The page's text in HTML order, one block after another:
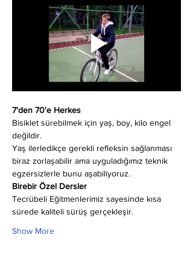
7'den 70'e Herkes
Bisiklet sürebilmek için yaş, boy, kilo engel
değildir.
Yaş ilerledikçe gerekli refleksin sağlanması
biraz zorlaşabilir ama uyguladığımız teknik
egzersizlerle bunu aşabiliyoruz.
Birebir Özel Dersler
Tecrübeli Eğitmenlerimiz sayesinde kısa
sürede kaliteli sürüş gerçekleşir.
Show More